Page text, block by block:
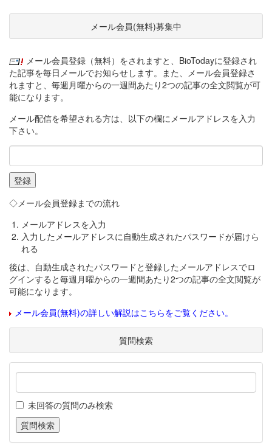
メール会員(無料)募集中
メール会員登録（無料）をされますと、BioTodayに登録され
た記事を毎日メールでお知らせします。また、メール会員登録さ
れますと、毎週月曜からの一週間あたり2つの記事の全文閲覧が可
能になります。
メール配信を希望される方は、以下の欄にメールアドレスを入力
下さい。
◇メール会員登録までの流れ
メールアドレスを入力
入力したメールアドレスに自動生成されたパスワードが届けら
れる
後は、自動生成されたパスワードと登録したメールアドレスでロ
グインすると毎週月曜からの一週間あたり2つの記事の全文閲覧が
可能になります。
メール会員(無料)の詳しい解説はこちらをご覧ください。
質問検索
未回答の質問のみ検索